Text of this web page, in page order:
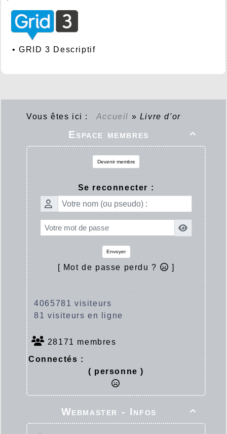
•GRID 3 Descriptif
Vous êtes ici : Accueil » Livre d'or

Espace membres
Devenir membre
Se reconnecter :
Envoyer
[ Mot de passe perdu ? ]
4065781 visiteurs
81 visiteurs en ligne
28171 membres
Connectés :
( personne )

Webmaster - Infos